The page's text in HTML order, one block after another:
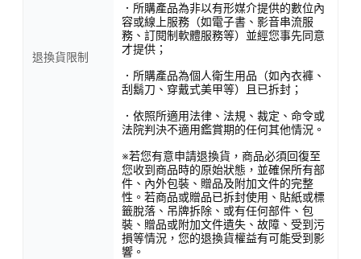
退換貨限制
．所購產品為非以有形媒介提供的數位內
容或線上服務（如電子書、影音串流服
務、訂閱制軟體服務等）並經您事先同意
才提供；
．所購產品為個人衛生用品（如內衣褲、
刮鬍刀、穿戴式美甲等）且已拆封；
．依照所適用法律、法規、裁定、命令或
法院判決不適用鑑賞期的任何其他情況。
※若您有意申請退換貨，商品必須回復至
您收到商品時的原始狀態，並確保所有部
件、內外包裝、贈品及附加文件的完整
性。若商品或贈品已拆封使用、貼紙或標
籤脫落、吊牌拆除、或有任何部件、包
裝、贈品或附加文件遺失、故障、受到污
損等情況，您的退換貨權益有可能受到影
響。